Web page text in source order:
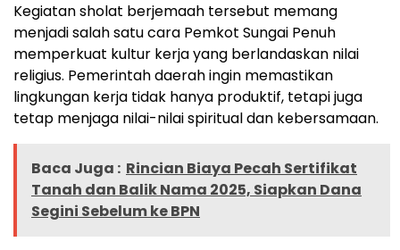
Kegiatan sholat berjemaah tersebut memang
menjadi salah satu cara Pemkot Sungai Penuh
memperkuat kultur kerja yang berlandaskan nilai
religius. Pemerintah daerah ingin memastikan
lingkungan kerja tidak hanya produktif, tetapi juga
tetap menjaga nilai-nilai spiritual dan kebersamaan.
Baca Juga : Rincian Biaya Pecah Sertifikat
Tanah dan Balik Nama 2025, Siapkan Dana
Segini Sebelum ke BPN